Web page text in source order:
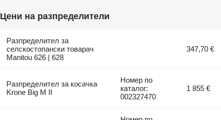
Цени на разпределители
Разпределител за
селскостопански товарач
Manitou 626 | 628
347,70 €
Разпределител за косачка
Krone Big M II
Номер по
каталог:
002327470
1 855 €